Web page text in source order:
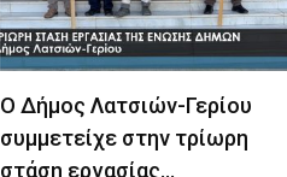
Ο Δήμος Λατσιών-Γερίου
συμμετείχε στην τρίωρη
στάση εργασίας…